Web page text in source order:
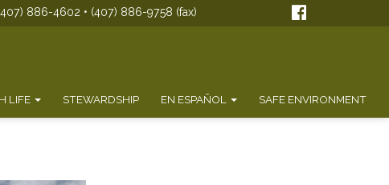
886-4602 • (407) 886-9758 (fax)
LIFE STEWARDSHIP EN ESPAÑOL SAFE ENVIRONMENT